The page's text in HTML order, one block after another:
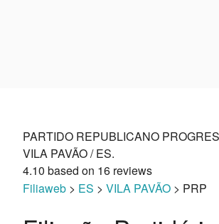
PARTIDO REPUBLICANO
VILA PAVÃO / ES.
4.10 based on 16 reviews
Filiaweb > ES > VILA PAVÃO > PRP